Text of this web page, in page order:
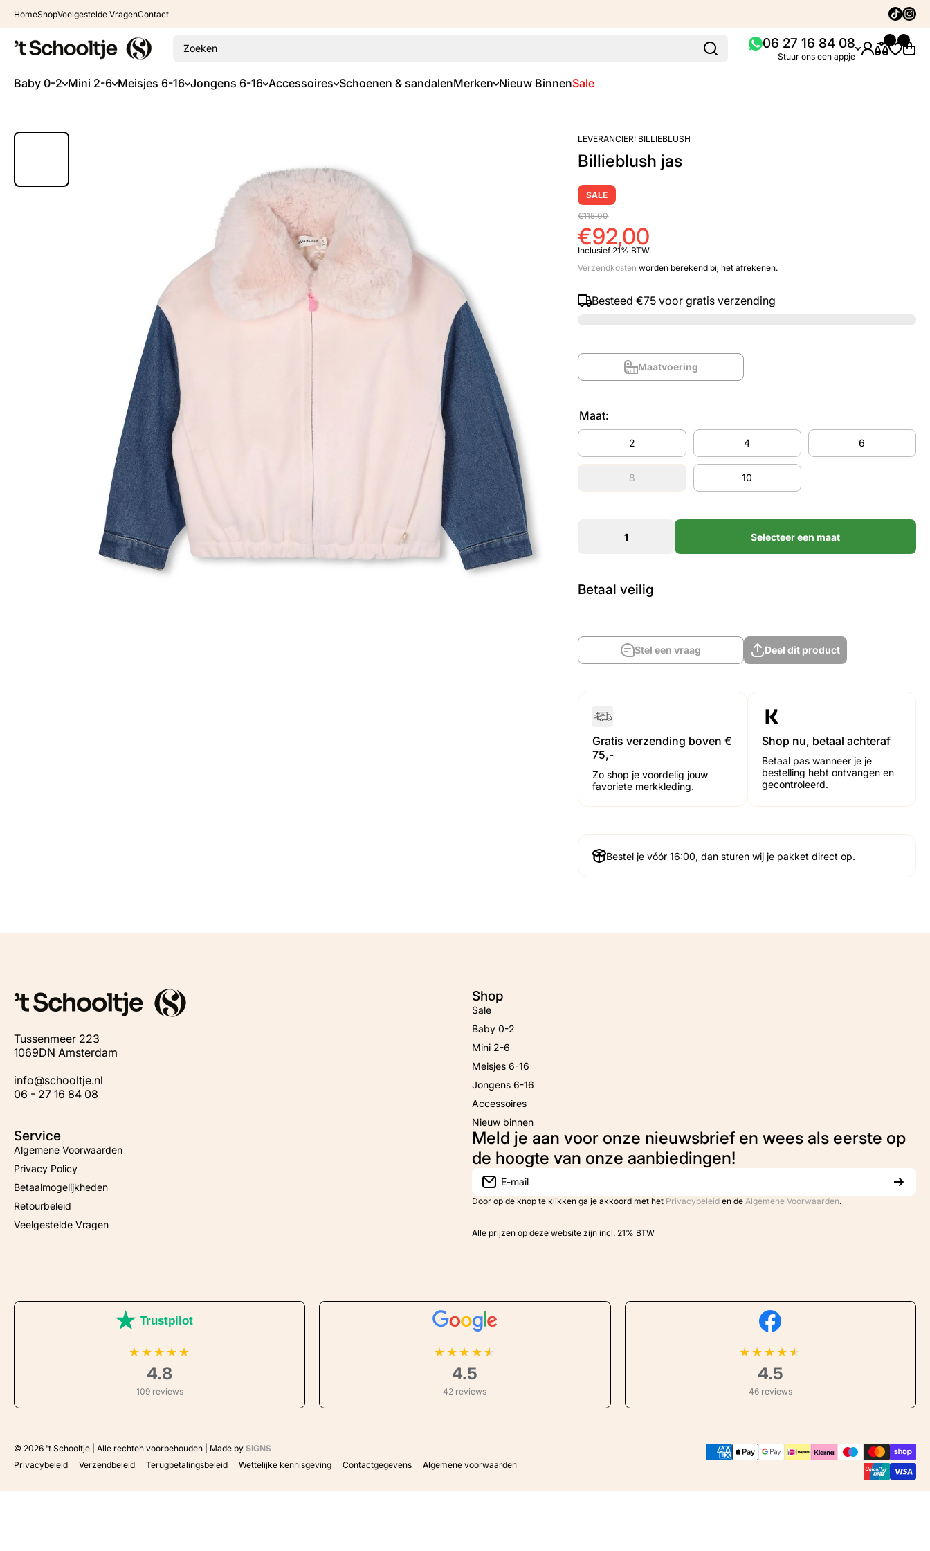
HomeShopVeelgestelde VragenContact Tiktok
Baby 0-2 Mini 2-6 Meisjes 6-16 Jongens 6-16 Accessoires Schoenen & sandalenMerken Nieuw BinnenSale
Zoeken 06 27 16 84 08
Stuur ons een appje
LEVERANCIER: BILLIEBLUSH
Billieblush jas
SALE
€115,00
€92,00
Inclusief 21% BTW.
Verzendkosten worden berekend bij het afrekenen.
Besteed€75 voor gratis verzending
Maatvoering
Maat:
2 4 6
8 10
Selecteer een maat
Betaal veilig
Stel een vraag
Deel dit product
Gratis verzending boven €
75,-
Zo shop je voordelig jouw
favoriete merkkleding.
Shop nu, betaal achteraf
Betaal pas wanneer je je
bestelling hebt ontvangen en
gecontroleerd.
Bestel je vóór 16:00, dan sturen wij je pakket direct op.
Tussenmeer 223
1069DN Amsterdam
info@schooltje.nl
06 - 27 16 84 08
Shop
Sale
Baby 0-2
Mini 2-6
Meisjes 6-16
Jongens 6-16
Accessoires
Nieuw binnen
Service
Algemene Voorwaarden
Privacy Policy
Betaalmogelijkheden
Retourbeleid
Veelgestelde Vragen
Meld je aan voor onze nieuwsbrief en wees als eerste op
de hoogte van onze aanbiedingen!
E-mail
Door op de knop te klikken ga je akkoord met het Privacybeleid en de Algemene Voorwaarden.
Alle prijzen op deze website zijn incl. 21% BTW
Trustpilot
★★★★★
4.8
109 reviews
★★★★
4.5
42 reviews
★★★★
4.5
46 reviews
© 2026 't Schooltje | Alle rechten voorbehouden | Made by SIGNS
Privacybeleid
Verzendbeleid Terugbetalingsbeleid Wettelijke kennisgeving Contactgegevens Algemene voorwaarden
Betaalmethoden